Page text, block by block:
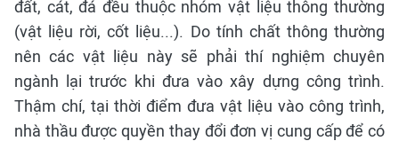
đất, cát, đá đều thuộc nhóm vật liệu thông thường
(vật liệu rời, cốt liệu...). Do tính chất thông thường
nên các vật liệu này sẽ phải thí nghiệm chuyên
ngành lại trước khi đưa vào xây dựng công trình.
Thậm chí, tại thời điểm đưa vật liệu vào công trình,
nhà thầu được quyền thay đổi đơn vị cung cấp để có